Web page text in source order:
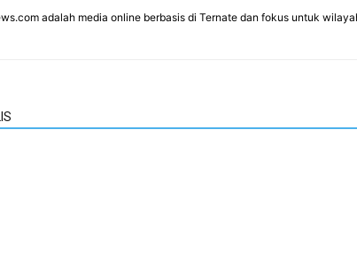
adalah media online berbasis di Ternate dan fokus untuk